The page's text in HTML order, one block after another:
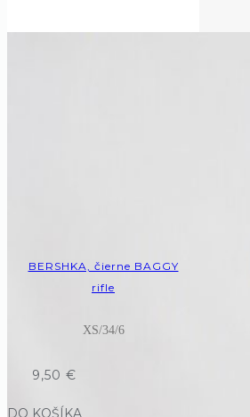
BERSHKA, čierne BAGGY
rifle
XS/34/6
9,50 €
DO KOŠÍKA